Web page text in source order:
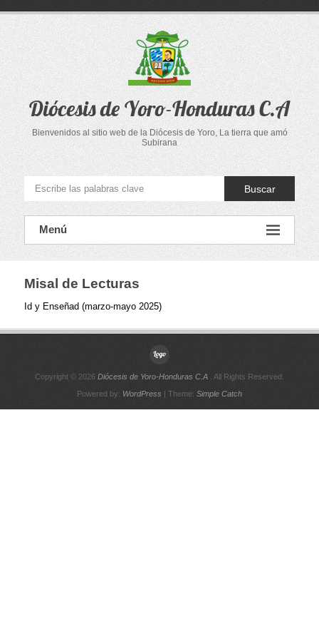
Diócesis de Yoro-Honduras C.A
Bienvenidos al sitio web de la Diócesis de Yoro, La tierra que amó
Subirana
Buscar
Menú
Misal de Lecturas
Id y Enseñad (marzo-mayo 2025)
Copyright © 2026 Diócesis de Yoro-Honduras C.A . All Rights Reserved.
Powered by: WordPress | Theme: Simple Catch